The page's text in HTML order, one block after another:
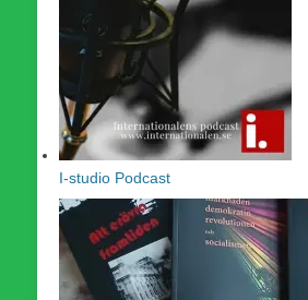
I-studio Podcast